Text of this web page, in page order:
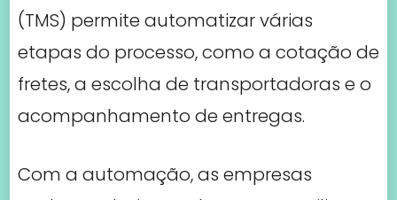
(TMS) permite automatizar várias
etapas do processo, como a cotação de
fretes, a escolha de transportadoras e o
acompanhamento de entregas.
Com a automação, as empresas